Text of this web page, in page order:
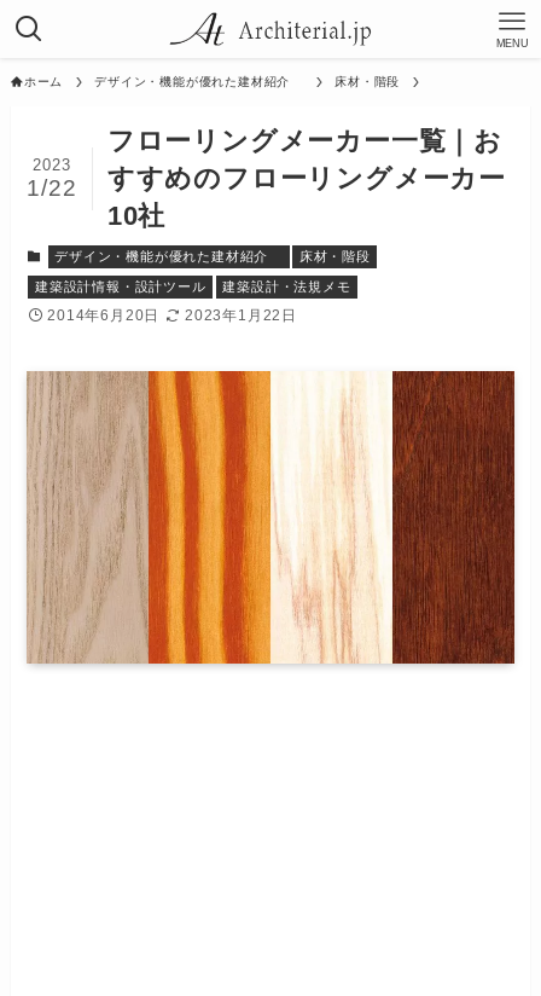
MENU
ホーム デザイン・機能が優れた建材紹介 床材・階段
フローリングメーカー一覧｜お
すすめのフローリングメーカー
10社
2023
1/22
デザイン・機能が優れた建材紹介 床材・階段
建築設計情報・設計ツール 建築設計・法規メモ
2014年6月20日 2023年1月22日